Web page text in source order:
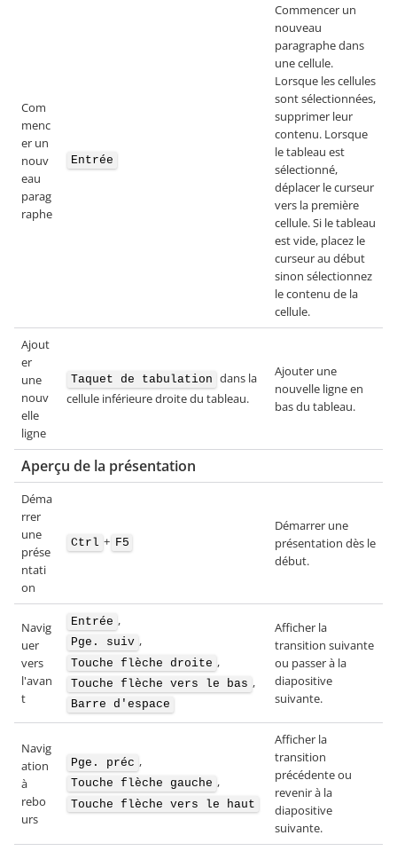
Com
menc
er un
nouv
eau
parag
raphe
Entrée
Commencer un
nouveau
paragraphe dans
une cellule.
Lorsque les cellules
sont sélectionnées,
supprimer leur
contenu. Lorsque
le tableau est
sélectionné,
déplacer le curseur
vers la première
cellule. Si le tableau
est vide, placez le
curseur au début
sinon sélectionnez
le contenu de la
cellule.
Ajout
er
une
nouv
elle
ligne
Taquet de tabulation dans la
cellule inférieure droite du tableau.
Ajouter une
nouvelle ligne en
bas du tableau.
Aperçu de la présentation
Déma
rrer
une
prése
ntati
on
Ctrl + F5
Démarrer une
présentation dès le
début.
Navig
uer
vers
l'avan
t
Entrée ,
Pge. suiv ,
Touche flèche droite ,
Touche flèche vers le bas ,
Barre d'espace
Afficher la
transition suivante
ou passer à la
diapositive
suivante.
Navig
ation
à
rebo
urs
Pge. préc ,
Touche flèche gauche ,
Touche flèche vers le haut
Afficher la
transition
précédente ou
revenir à la
diapositive
suivante.